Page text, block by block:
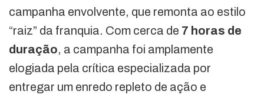
campanha envolvente, que remonta ao estilo
“raiz” da franquia. Com cerca de 7 horas de
duração, a campanha foi amplamente
elogiada pela crítica especializada por
entregar um enredo repleto de ação e